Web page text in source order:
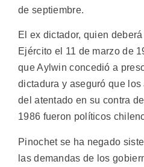
de septiembre.
El ex dictador, quien
Ejército el 11 de marzo de
que Aylwin concedió a
dictadura y aseguró que
del atentado en su contra
1986 fueron políticos
Pinochet se ha negado
las demandas de los